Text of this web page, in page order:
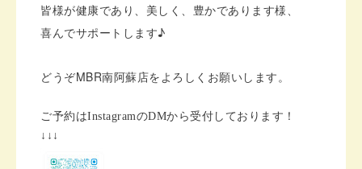
皆様が健康であり、美しく、豊かであります様、
喜んでサポートします♪
どうぞMBR南阿蘇店をよろしくお願いします。
ご予約はInstagramのDMから受付しております！
↓↓↓